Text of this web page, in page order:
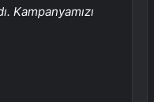
Kampanyamızı